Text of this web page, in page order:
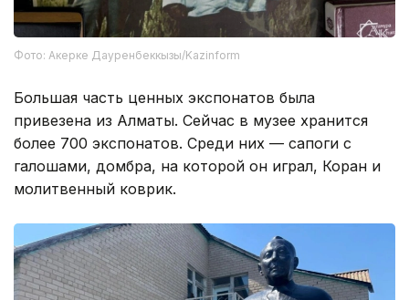
Фото: Акерке Дауренбеккызы/Kazinform
Большая часть ценных экспонатов была
привезена из Алматы. Сейчас в музее хранится
более 700 экспонатов. Среди них — сапоги с
галошами, домбра, на которой он играл, Коран и
молитвенный коврик.